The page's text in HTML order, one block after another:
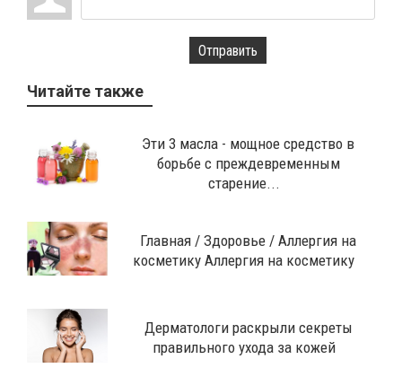
Отправить
Читайте также
Эти 3 масла - мощное средство в
борьбе с преждевременным
старение...
Главная / Здоровье / Аллергия на
косметику Аллергия на косметику
Дерматологи раскрыли секреты
правильного ухода за кожей